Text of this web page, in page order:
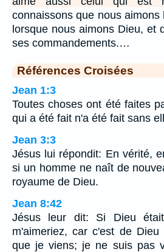
connaissons que nous aimons
lorsque nous aimons Dieu, et
ses commandements.…
Références Croisées
Jean 1:3
Toutes choses ont été faites
qui a été fait n'a été fait sans
Jean 3:3
Jésus lui répondit: En vérité,
si un homme ne naît de
royaume de Dieu.
Jean 8:42
Jésus leur dit: Si Dieu
m'aimeriez, car c'est de
que je viens; je ne suis pas